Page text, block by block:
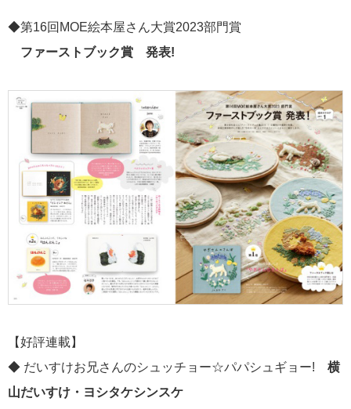
◆第16回MOE絵本屋さん大賞2023部門賞
ファーストブック賞 発表!
【好評連載】
◆ だいすけお兄さんのシュッチョー☆パパシュギョー! 横
山だいすけ・ヨシタケシンスケ